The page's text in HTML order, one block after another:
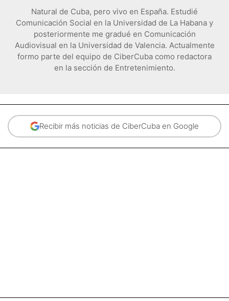
Natural de Cuba, pero vivo en España. Estudié
Comunicación Social en la Universidad de La Habana y
posteriormente me gradué en Comunicación
Audiovisual en la Universidad de Valencia. Actualmente
formo parte del equipo de CiberCuba como redactora
en la sección de Entretenimiento.
Recibir más noticias de CiberCuba en Google